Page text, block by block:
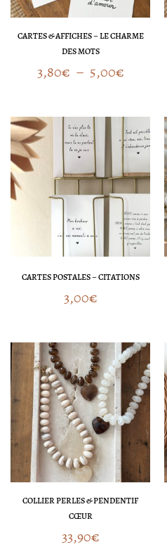
CARTES & AFFICHES – LE CHARME
DES MOTS
3,80€ – 5,00€
CARTES POSTALES – CITATIONS
3,00€
COLLIER PERLES & PENDENTIF
CŒUR
33,90€